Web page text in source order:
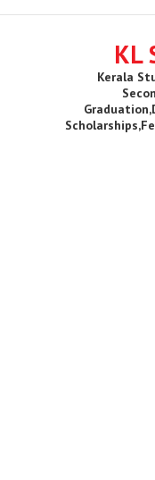
KL
Kerala